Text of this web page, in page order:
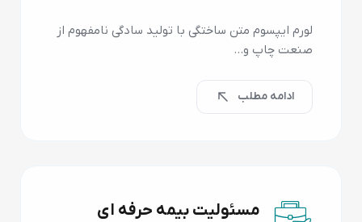
لورم ایپسوم متن ساختگی با تولید سادگی نامفهوم از
صنعت چاپ و…
ادامه مطلب
مسئولیت بیمه حرفه ای